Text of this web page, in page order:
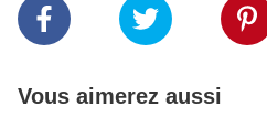
Vous aimerez aussi